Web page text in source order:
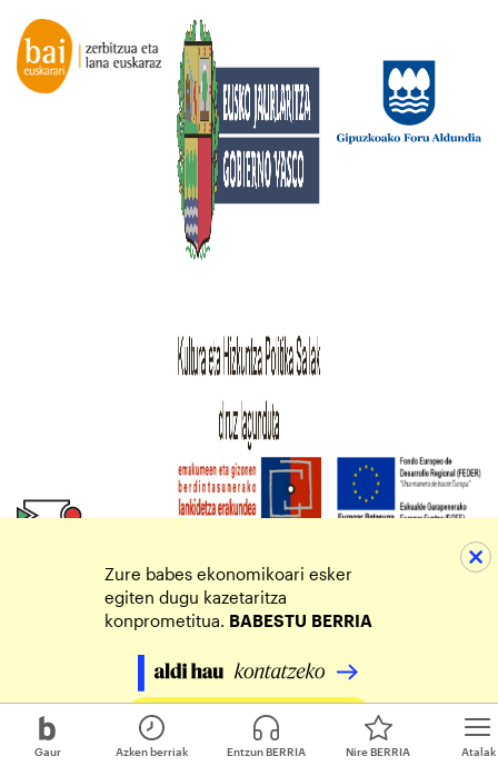
Gaur Atalak
Azken berriak Entzun BERRIA Nire BERRIA
Zure babes ekonomikoari esker
egiten dugu kazetaritza
konprometitua. BABESTU BERRIA
Egin zure ekarpena